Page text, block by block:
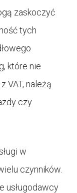
zaskoczyć
tych
które nie
VAT, należą
czy
w
czynników.
usługodawcy